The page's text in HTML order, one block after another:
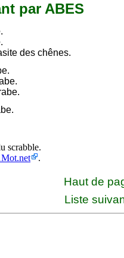
par ABES
des chênes.
scrabble.
.
Haut de
Liste